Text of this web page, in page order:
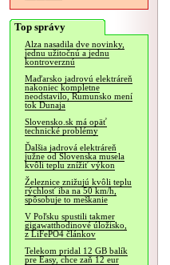
Top správy
Alza nasadila dve novinky,
jednu užitočnú a jednu
kontroverznú
Maďarsko jadrovú elektráreň
nakoniec kompletne
neodstavilo, Rumunsko mení
tok Dunaja
Slovensko.sk má opäť
technické problémy
Ďalšia jadrová elektráreň
južne od Slovenska musela
kvôli teplu znížiť výkon
Železnice znižujú kvôli teplu
rýchlosť iba na 50 km/h,
spôsobuje to meškanie
V Poľsku spustili takmer
gigawatthodinové úložisko,
z LiFePO4 článkov
Telekom pridal 12 GB balík
pre Easy, chce zaň 12 eur